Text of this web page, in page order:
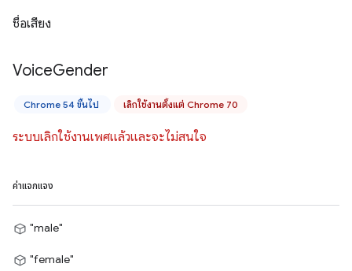
ชื่อเสียง
VoiceGender
Chrome 54 ขึ้นไป เลิกใช้งานตั้งแต่ Chrome 70
ระบบเลิกใช้งานเพศแล้วและจะไม่สนใจ
ค่าแจกแจง
"male"
"female"